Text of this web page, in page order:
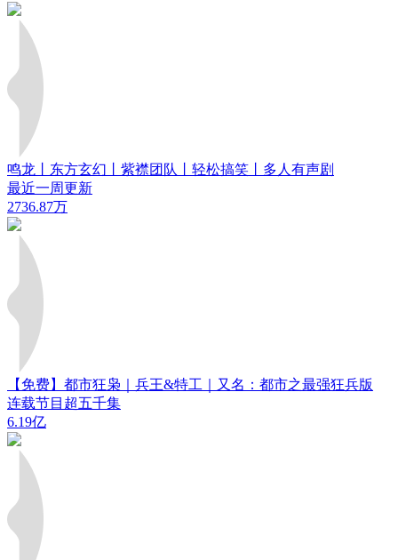
鸣龙丨东方玄幻丨紫襟团队丨轻松搞笑丨多人有声剧
最近一周更新
2736.87万
【免费】都市狂枭｜兵王&特工｜又名：都市之最强狂兵版
连载节目超五千集
6.19亿